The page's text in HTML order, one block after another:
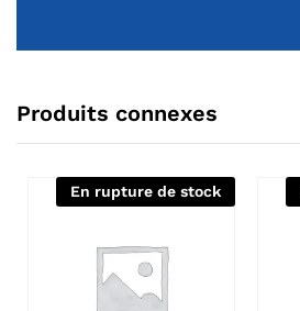
Produits connexes
En rupture de stock